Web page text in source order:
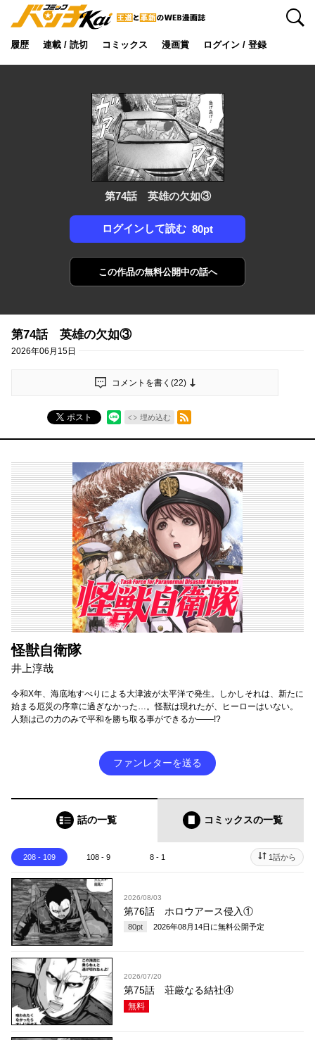
履歴 連載 / 読切 コミックス 漫画賞 ログイン / 登録
検索
第74話 英雄の欠如③
ログインして読む 80pt
この作品の無料公開中の話へ
第74話 英雄の欠如③
2026年06月15日
コメントを書く(22)
ポスト 埋め込む
RSSフィード
怪獣自衛隊
井上淳哉
令和X年、海底地すべりによる大津波が太平洋で発生。しかしそれは、新たに
始まる厄災の序章に過ぎなかった…。怪獣は現れたが、ヒーローはいない。
人類は己の力のみで平和を勝ち取る事ができるか――!?
ファンレターを送る
話の一覧 コミックスの一覧
208 - 109 108 - 9 8 - 1 1話から
2026/08/03
第76話 ホロウアース侵入①
80pt 2026年08月14日 に無料公開予定
2026/07/20
第75話 荘厳なる結社④
無料